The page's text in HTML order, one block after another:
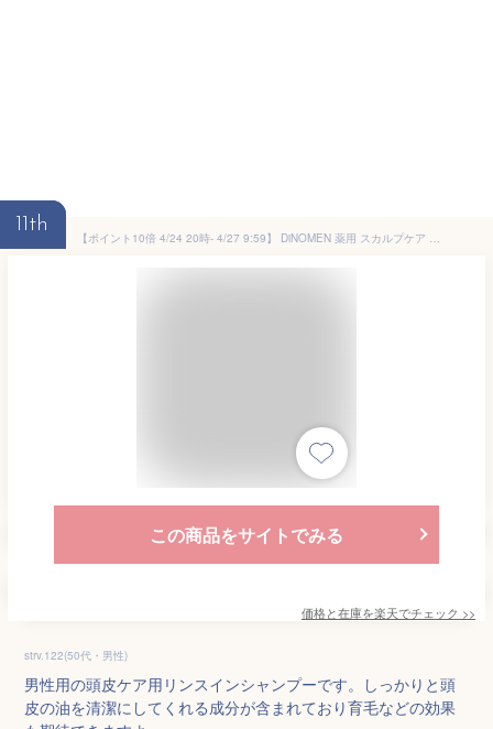
11th
【ポイント10倍 4/24 20時- 4/27 9:59】 DiNOMEN 薬用 スカルプケア リンスイン シャンプー 1000ML＆頭皮 クレンジング ブラシ セット メンズ 男性 頭皮 フケ かゆみ 抜毛 薄毛 育毛 ノンシリコン 予防 育毛剤の前に 育毛剤の浸透をサポート △ 父の日
この商品をサイトでみる
価格と在庫を楽天でチェック >>
strv.122(50代・男性)
男性用の頭皮ケア用リンスインシャンプーです。しっかりと頭
皮の油を清潔にしてくれる成分が含まれており育毛などの効果